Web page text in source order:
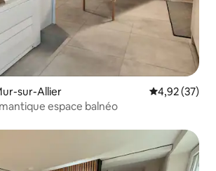
sur-Allier Évaluation
4,92 (37)
espace balnéo